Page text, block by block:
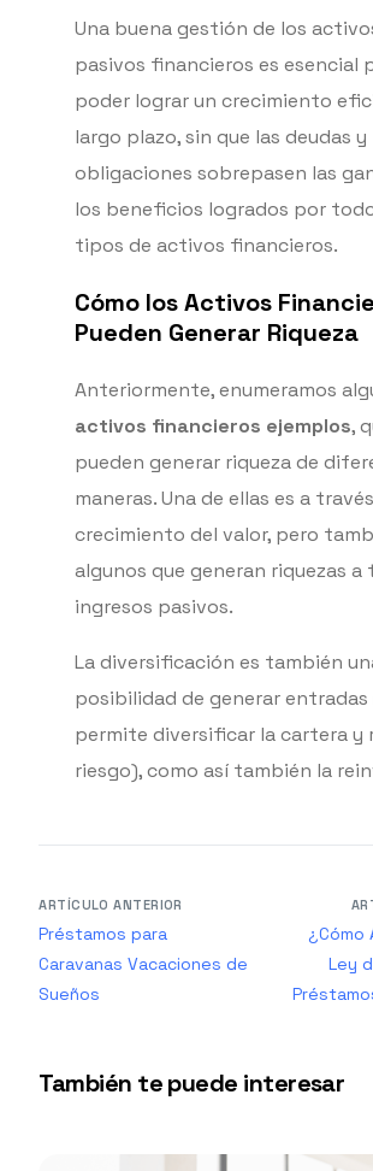
Una buena gestión de los
pasivos financieros es esencial
poder lograr un crecimiento
largo plazo, sin que las deudas y
obligaciones sobrepasen las
los beneficios logrados por
tipos de activos financieros.
Cómo los Activos
Pueden Generar Riqueza
Anteriormente, enumeramos
activos financieros ejemplos,
pueden generar riqueza de
maneras. Una de ellas es a
crecimiento del valor, pero
algunos que generan riquezas a
ingresos pasivos.
La diversificación es también
posibilidad de generar entradas
permite diversificar la cartera y
riesgo), como así también la
ARTÍCULO ANTERIOR
Préstamos para
Caravanas Vacaciones de
Sueños
¿Cómo
Ley
También te puede interesar